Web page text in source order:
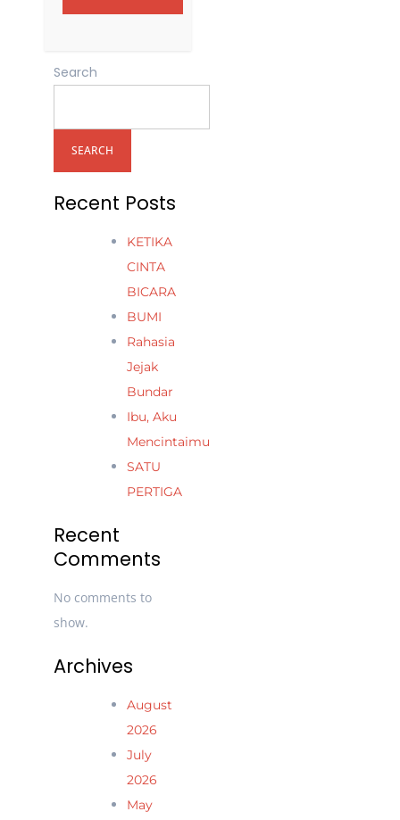
Search
SEARCH
Recent Posts
KETIKA
CINTA
BICARA
BUMI
Rahasia
Jejak
Bundar
Ibu, Aku
Mencintaimu
SATU
PERTIGA
Recent
Comments
No comments to
show.
Archives
August
2026
July
2026
May